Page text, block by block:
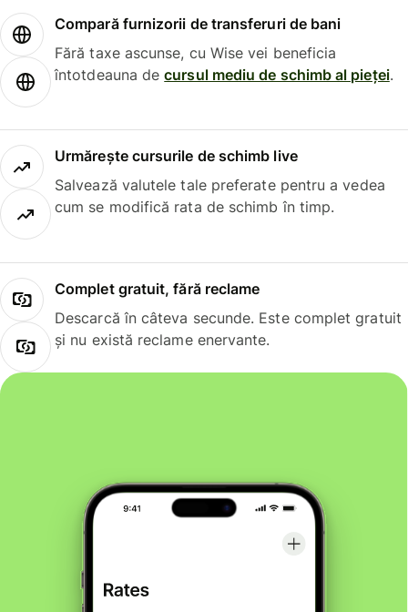
Compară furnizorii de transferuri de bani
Fără taxe ascunse, cu Wise vei beneficia
întotdeauna decursul mediu de schimb al pieței.
Urmărește cursurile de schimb live
Salvează valutele tale preferate pentru a vedea
cum se modifică rata de schimb în timp.
Complet gratuit, fără reclame
Descarcă în câteva secunde. Este complet gratuit
și nu există reclame enervante.